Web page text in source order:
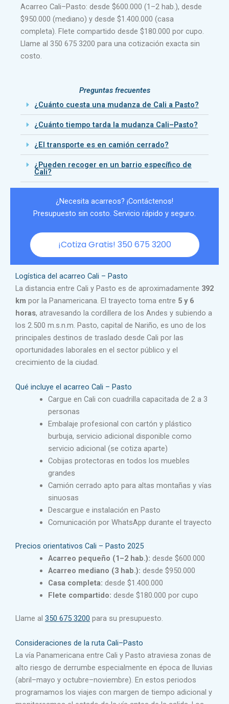
Acarreo Cali–Pasto: desde $600.000 (1–2 hab.), desde
$950.000 (mediano) y desde $1.400.000 (casa
completa). Flete compartido desde $180.000 por cupo.
Llame al 350 675 3200 para una cotización exacta sin
costo.
Preguntas frecuentes
¿Cuánto cuesta una mudanza de Cali a Pasto?
¿Cuánto tiempo tarda la mudanza Cali–Pasto?
¿El transporte es en camión cerrado?
¿Pueden recoger en un barrio específico de
Cali?
¿Necesita acarreos? ¡Contáctenos!
Presupuesto sin costo. Servicio rápido y seguro.
¡Cotiza Gratis! 350 675 3200
Logística del acarreo Cali – Pasto
La distancia entre Cali y Pasto es de aproximadamente 392
km por la Panamericana. El trayecto toma entre 5 y 6
horas, atravesando la cordillera de los Andes y subiendo a
los 2.500 m.s.n.m. Pasto, capital de Nariño, es uno de los
principales destinos de traslado desde Cali por las
oportunidades laborales en el sector público y el
crecimiento de la ciudad.
Qué incluye el acarreo Cali – Pasto
Cargue en Cali con cuadrilla capacitada de 2 a 3
personas
Embalaje profesional con cartón y plástico
burbuja, servicio adicional disponible como
servicio adicional (se cotiza aparte)
Cobijas protectoras en todos los muebles
grandes
Camión cerrado apto para altas montañas y vías
sinuosas
Descargue e instalación en Pasto
Comunicación por WhatsApp durante el trayecto
Precios orientativos Cali – Pasto 2025
Acarreo pequeño (1–2 hab.): desde $600.000
Acarreo mediano (3 hab.): desde $950.000
Casa completa: desde $1.400.000
Flete compartido: desde $180.000 por cupo
Llame al 350 675 3200 para su presupuesto.
Consideraciones de la ruta Cali–Pasto
La vía Panamericana entre Cali y Pasto atraviesa zonas de
alto riesgo de derrumbe especialmente en época de lluvias
(abril–mayo y octubre–noviembre). En estos periodos
programamos los viajes con margen de tiempo adicional y